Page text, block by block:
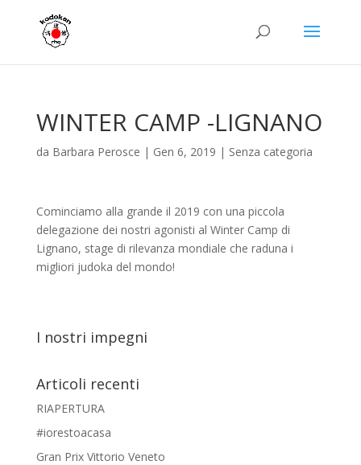
WINTER CAMP -LIGNANO
da Barbara Perosce | Gen 6, 2019 | Senza categoria
Cominciamo alla grande il 2019 con una piccola
delegazione dei nostri agonisti al Winter Camp di
Lignano, stage di rilevanza mondiale che raduna i
migliori judoka del mondo!
I nostri impegni
Articoli recenti
RIAPERTURA
#iorestoacasa
Gran Prix Vittorio Veneto